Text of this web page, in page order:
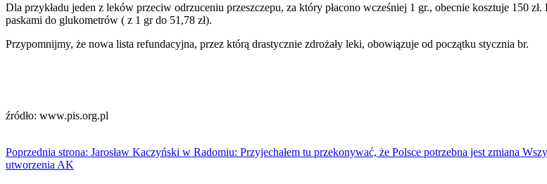
Dla przykładu jeden z leków przeciw odrzuceniu przeszczepu, za który płacono wcześniej 1 gr., obecnie kosztuje 150
paskami do glukometrów ( z 1 gr do 51,78 zł).
Przypomnijmy, że nowa lista refundacyjna, przez którą drastycznie zdrożały leki, obowiązuje od początku stycznia br.
źródło: www.pis.org.pl
Poprzednia strona: Jarosław Kaczyński w Radomiu: Przyjechałem tu przekonywać, że Polsce potrzebna jest zmiana
utworzenia AK